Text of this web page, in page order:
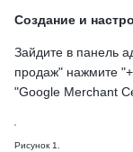
Создание и
Зайдите в панель
продаж" нажмите
"Google Merchant
Рисунок 1.